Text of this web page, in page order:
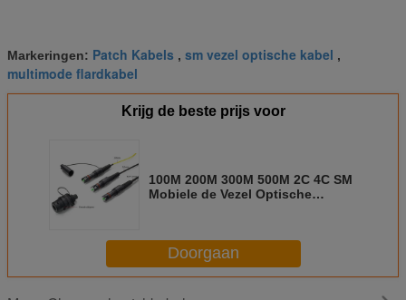
Markeringen: Patch Kabels , sm vezel optische kabel ,
multimode flardkabel
Krijg de beste prijs voor
100M 200M 300M 500M 2C 4C SM
Mobiele de Vezel Optische
Doorgaan